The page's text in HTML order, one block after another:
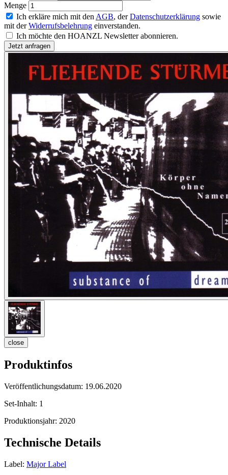
Menge
Ich erkläre mich mit den AGB, derDatenschutzerklärung sowie
mit derWiderrufsbelehrung einverstanden.
Ich möchte den HOANZL Newsletter abonnieren.
close
Produktinfos
Veröffentlichungsdatum: 19.06.2020
Set-Inhalt: 1
Produktionsjahr: 2020
Technische Details
Label: Major Label